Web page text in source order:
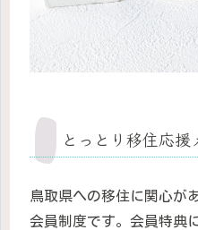
とっとり移住応
鳥取県への移住に関心が
会員制度です。会員特典